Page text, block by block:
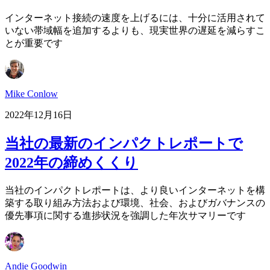
インターネット接続の速度を上げるには、十分に活用されて
いない帯域幅を追加するよりも、現実世界の遅延を減らすこ
とが重要です
Mike Conlow
2022年12月16日
当社の最新のインパクトレポートで
2022年の締めくくり
当社のインパクトレポートは、より良いインターネットを構
築する取り組み方法および環境、社会、およびガバナンスの
優先事項に関する進捗状況を強調した年次サマリーです
Andie Goodwin